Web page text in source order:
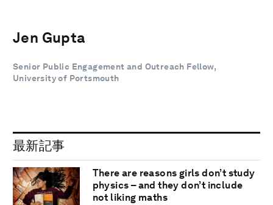
Jen Gupta
Senior Public Engagement and Outreach Fellow,
University of Portsmouth
最新記事
There are reasons girls don’t study
physics – and they don’t include
not liking maths